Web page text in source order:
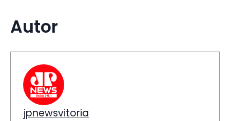
Autor
jpnewsvitoria